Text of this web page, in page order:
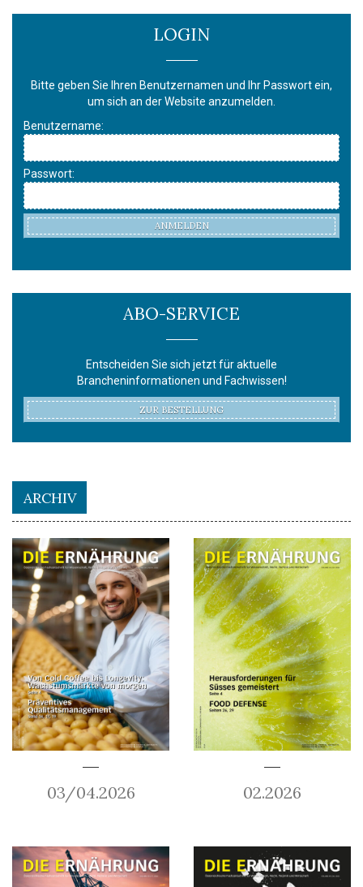
LOGIN
Bitte geben Sie Ihren Benutzernamen und Ihr Passwort ein,
um sich an der Website anzumelden.
Benutzername:
Passwort:
ANMELDEN
ABO-SERVICE
Entscheiden Sie sich jetzt für aktuelle
Brancheninformationen und Fachwissen!
ZUR BESTELLUNG
ARCHIV
03/04.2026 02.2026